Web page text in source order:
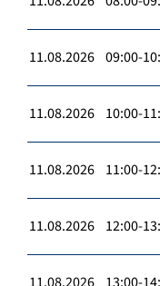
11.08.2026 09:00-
11.08.2026 10:00-
11.08.2026 11:00-
11.08.2026 12:00-